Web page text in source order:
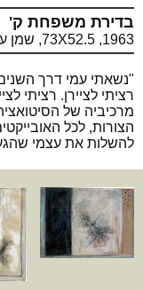
בדירת משפחת ק'
1963, 73X52.5, שמן על עץ
"נשאתי עמי דרך
רציתי לציירן. רציתי
מרכיביה של
הצורות, לכל
להשלות את עצמי